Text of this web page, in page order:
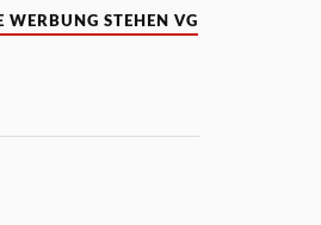
WERBUNG STEHEN VG